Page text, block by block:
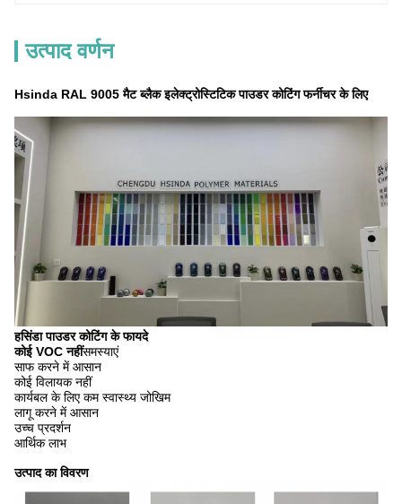
उत्पाद वर्णन
Hsinda RAL 9005 मैट ब्लैक इलेक्ट्रोस्टिटिक पाउडर कोटिंग फर्नीचर के लिए
हसिंडा पाउडर कोटिंग के फायदे
कोई VOC नहींसमस्याएं
साफ करने में आसान
कोई विलायक नहीं
कार्यबल के लिए कम स्वास्थ्य जोखिम
लागू करने में आसान
उच्च प्रदर्शन
आर्थिक लाभ
उत्पाद का विवरण